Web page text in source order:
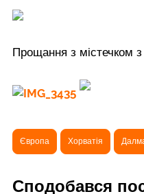
Прощання з містечком з
Європа Хорватія
Сподобався